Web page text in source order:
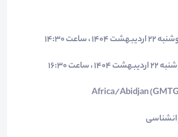
۱۴۰۴ ، ساعت ۱۴:۳۰
۱۴۰۴ ، ساعت ۱۶:۳۰
Africa/Abidjan